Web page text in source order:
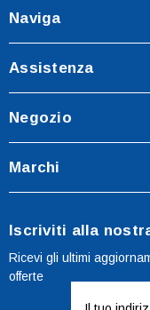
Naviga
Assistenza
Negozio
Marchi
Iscriviti alla
Ricevi gli ultimi
offerte